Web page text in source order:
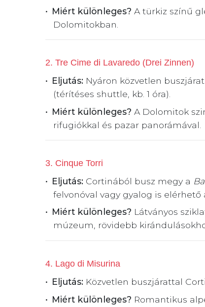
Miért különleges? A türkiz színű
Dolomitokban.
2. Tre Cime di Lavaredo (Drei Zinnen)
Eljutás: Nyáron közvetlen
(térítéses shuttle, kb. 1 óra).
Miért különleges? A Dolomitok
rifugiókkal és pazar panorámával.
3. Cinque Torri
Eljutás: Cortinából busz megy a
felvonóval vagy gyalog is elérhető
Miért különleges? Látványos
múzeum, rövidebb
4. Lago di Misurina
Eljutás: Közvetlen buszjárattal
Miért különleges? Romantikus